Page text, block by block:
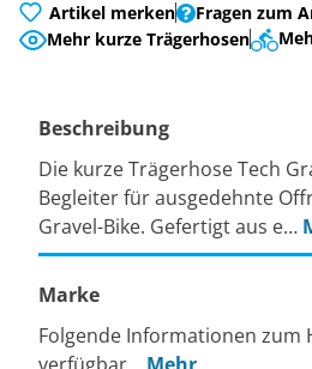
Artikel merken
Fragen zum
Mehr kurze Trägerhosen
Beschreibung
Die kurze Trägerhose Tech
Begleiter für ausgedehnte
Gravel-Bike. Gefertigt aus e…
Marke
Folgende Informationen zum